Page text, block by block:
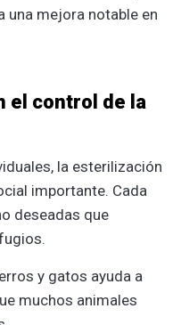
una mejora notable en
el control de la
la esterilización
importante. Cada
deseadas que
y gatos ayuda a
muchos animales